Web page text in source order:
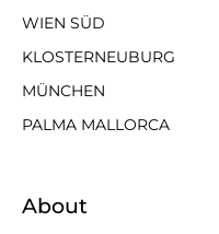
WIEN SÜD
KLOSTERNEUBURG
MÜNCHEN
PALMA MALLORCA
About